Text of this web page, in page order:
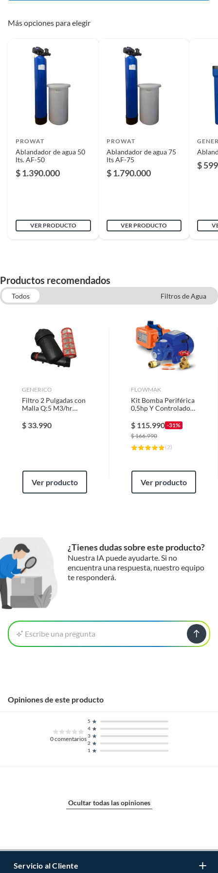
disponibilidad de
repuestos
Más opciones para elegir
PROWAT
Ablandador de agua 50
lts. AF-50
$ 1.390.000
VER PRODUCTO
PROWAT
Ablandador de agua 75
lts AF-75
$ 1.790.000
VER PRODUCTO
$
Productos recomendados
Todos
Filtros de Agua
Bombas de superficie
GENERICO
Filtro 2 Pulgadas con
Malla Q:5 M3/hr
Azud Riego
$ 33.990
Ver producto
FLOWMAK
Kit Bomba Periférica
0,5hp Y Controlador
$ 115.990 -31%
$166.990
(2)
Ver producto
¿Tienes dudas sobre este producto?
Nuestra IA puede ayudarte. Si no
encuentra una respuesta, nuestro equipo
te responderá.
Escribe una pregunta
Opiniones de este producto
0comentarios
1
2
3
4
5
Ocultar todas las opiniones
Servicio al Cliente